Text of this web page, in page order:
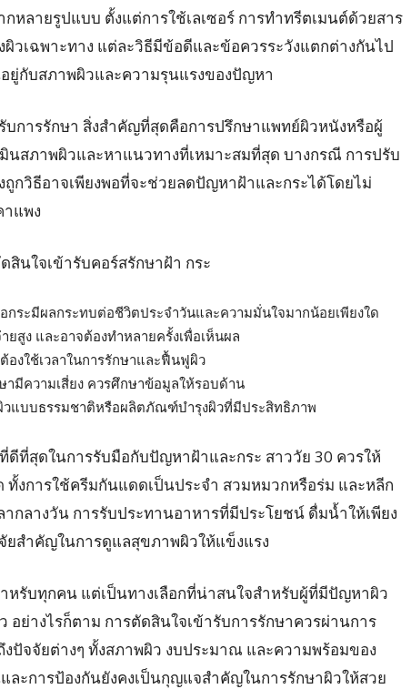
หลายรูปแบบ ตั้งแต่การใช้เลเซอร์ การทำทรีตเมนต์ด้วยสาร
วเฉพาะทาง แต่ละวิธีมีข้อดีและข้อควรระวังแตกต่างกันไป
ยู่กับสภาพผิวและความรุนแรงของปัญหา
บการรักษา สิ่งสำคัญที่สุดคือการปรึกษาแพทย์ผิวหนังหรือผู้
นสภาพผิวและหาแนวทางที่เหมาะสมที่สุด บางกรณี การปรับ
กวิธีอาจเพียงพอที่จะช่วยลดปัญหาฝ้าและกระได้โดยไม่
แพง
นใจเข้ารับคอร์สรักษาฝ้า กระ
ระมีผลกระทบต่อชีวิตประจำวันและความมั่นใจมากน้อยเพียงใด
สูง และอาจต้องทำหลายครั้งเพื่อเห็นผล
องใช้เวลาในการรักษาและฟื้นฟูผิว
ามีความเสี่ยง ควรศึกษาข้อมูลให้รอบด้าน
วแบบธรรมชาติหรือผลิตภัณฑ์บำรุงผิวที่มีประสิทธิภาพ
ดีที่สุดในการรับมือกับปัญหาฝ้าและกระ สาววัย 30 ควรให้
งการใช้ครีมกันแดดเป็นประจำ สวมหมวกหรือร่ม และหลีก
ากลางวัน การรับประทานอาหารที่มีประโยชน์ ดื่มน้ำให้เพียง
ยสำคัญในการดูแลสุขภาพผิวให้แข็งแรง
หรับทุกคน แต่เป็นทางเลือกที่น่าสนใจสำหรับผู้ที่มีปัญหาผิว
อย่างไรก็ตาม การตัดสินใจเข้ารับการรักษาควรผ่านการ
ปัจจัยต่างๆ ทั้งสภาพผิว งบประมาณ และความพร้อมของ
ะการป้องกันยังคงเป็นกุญแจสำคัญในการรักษาผิวให้สวย